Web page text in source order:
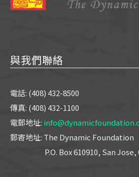
與我們聯絡
電話: (408) 432-8500
傳真: (408) 432-1100
電郵地址:
郵寄地址: The Dynamic Foundation
P.O. Box 610910, San Jose,